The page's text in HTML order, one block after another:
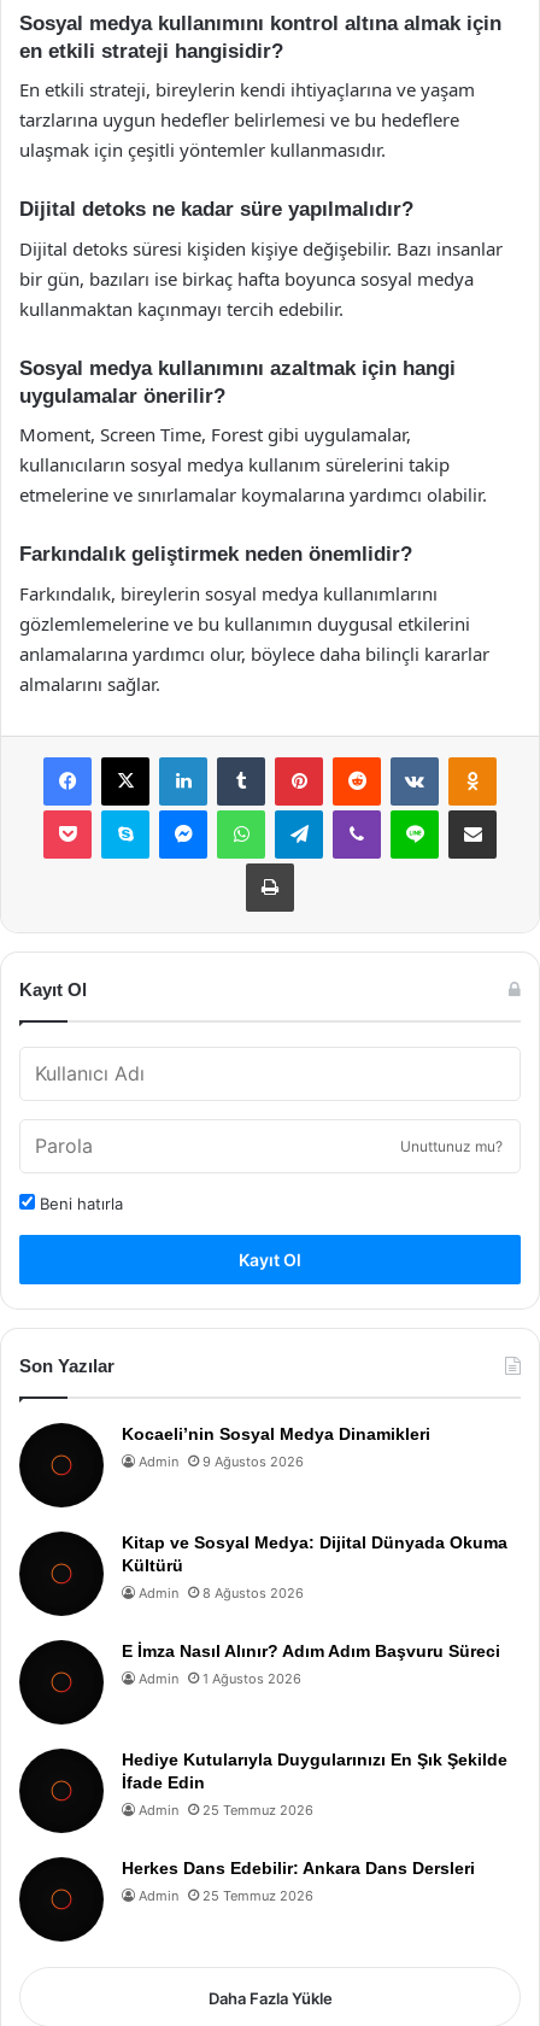
Sosyal medya kullanımını kontrol altına almak için
en etkili strateji hangisidir?
En etkili strateji, bireylerin kendi ihtiyaçlarına ve yaşam
tarzlarına uygun hedefler belirlemesi ve bu hedeflere
ulaşmak için çeşitli yöntemler kullanmasıdır.
Dijital detoks ne kadar süre yapılmalıdır?
Dijital detoks süresi kişiden kişiye değişebilir. Bazı insanlar
bir gün, bazıları ise birkaç hafta boyunca sosyal medya
kullanmaktan kaçınmayı tercih edebilir.
Sosyal medya kullanımını azaltmak için hangi
uygulamalar önerilir?
Moment, Screen Time, Forest gibi uygulamalar,
kullanıcıların sosyal medya kullanım sürelerini takip
etmelerine ve sınırlamalar koymalarına yardımcı olabilir.
Farkındalık geliştirmek neden önemlidir?
Farkındalık, bireylerin sosyal medya kullanımlarını
gözlemlemelerine ve bu kullanımın duygusal etkilerini
anlamalarına yardımcı olur, böylece daha bilinçli kararlar
almalarını sağlar.
Facebook
X LinkedInTumblr PinterestReddit VKontakte
Pocket Skype MessengerWhatsAppTelegramViber Line E-Posta ile
Yazdır
Kayıt Ol
Unuttunuz mu?
Beni hatırla
Kayıt Ol
Son Yazılar
Kocaeli’nin Sosyal Medya Dinamikleri
Admin 9 Ağustos 2026
Kitap ve Sosyal Medya: Dijital Dünyada Okuma
Kültürü
Admin 8 Ağustos 2026
E İmza Nasıl Alınır? Adım Adım Başvuru Süreci
Admin 1 Ağustos 2026
Hediye Kutularıyla Duygularınızı En Şık Şekilde
İfade Edin
Admin 25 Temmuz 2026
Herkes Dans Edebilir: Ankara Dans Dersleri
Admin 25 Temmuz 2026
Daha Fazla Yükle